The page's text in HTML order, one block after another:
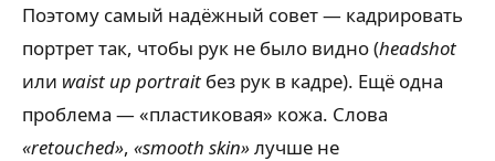
Поэтому самый надёжный совет — кадрировать
портрет так, чтобы рук не было видно (headshot
или waist up portrait без рук в кадре). Ещё одна
проблема — «пластиковая» кожа. Слова
«retouched», «smooth skin»лучше не